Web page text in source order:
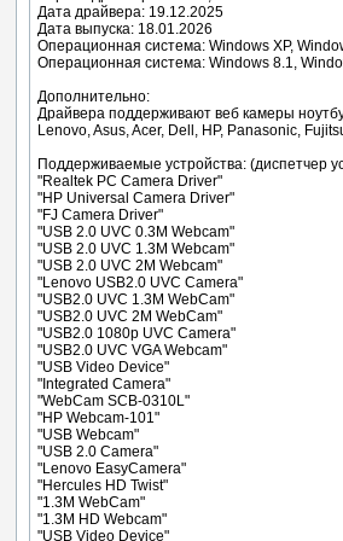
Дата драйвера: 19.12.2025
Дата выпуска: 18.01.2026
Операционная система: Windows XP,
Операционная система: Windows 8.1,
Дополнительно:
Драйвера поддерживают веб камеры
Lenovo, Asus, Acer, Dell, HP, Panasonic,
Поддерживаемые устройства: (диспетчер
"Realtek PC Camera Driver"
"HP Universal Camera Driver"
"FJ Camera Driver"
"USB 2.0 UVC 0.3M Webcam"
"USB 2.0 UVC 1.3M Webcam"
"USB 2.0 UVC 2M Webcam"
"Lenovo USB2.0 UVC Camera"
"USB2.0 UVC 1.3M WebCam"
"USB2.0 UVC 2M WebCam"
"USB2.0 1080p UVC Camera"
"USB2.0 UVC VGA Webcam"
"USB Video Device"
"Integrated Camera"
"WebCam SCB-0310L"
"HP Webcam-101"
"USB Webcam"
"USB 2.0 Camera"
"Lenovo EasyCamera"
"Hercules HD Twist"
"1.3M WebCam"
"1.3M HD Webcam"
"USB Video Device"